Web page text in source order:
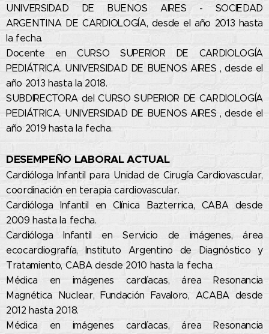
UNIVERSIDAD DE BUENOS AIRES - SOCIEDAD
ARGENTINA DE CARDIOLOGÍA, desde el año 2013 hasta
la fecha.
Docente en CURSO SUPERIOR DE CARDIOLOGÍA
PEDIÁTRICA. UNIVERSIDAD DE BUENOS AIRES , desde el
año 2013 hasta la 2018.
SUBDIRECTORA del CURSO SUPERIOR DE CARDIOLOGÍA
PEDIÁTRICA. UNIVERSIDAD DE BUENOS AIRES , desde el
año 2019 hasta la fecha.
DESEMPEÑO LABORAL ACTUAL
Cardióloga Infantil para Unidad de Cirugía Cardiovascular,
coordinación en terapia cardiovascular.
Cardióloga Infantil en Clínica Bazterrica, CABA desde
2009 hasta la fecha.
Cardióloga Infantil en Servicio de imágenes, área
ecocardiografía, Instituto Argentino de Diagnóstico y
Tratamiento, CABA desde 2010 hasta la fecha.
Médica en imágenes cardíacas, área Resonancia
Magnética Nuclear, Fundación Favaloro, ACABA desde
2012 hasta 2018.
Médica en imágenes cardíacas, área Resonancia